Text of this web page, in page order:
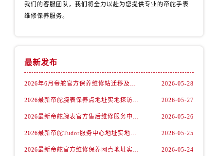
天津市和平区赤峰道136号天津国际金融中心26层2603室帝舵售后服务中心（需提前预约）
我们的客服团队，我们将全力以赴为您提供专业的帝舵手表
维修保养服务。
最新发布
2026年6月帝舵官方保养维修站迁移及新开店说明 2026-05-28
2026最新帝舵腕表保养点地址实地探访报告 2026-05-27
2026最新帝舵腕表官方售后维修服务中心地址调研报告 2026-05-26
2026最新帝舵Tudor服务中心地址实地探访报告 2026-05-25
2026最新帝舵官方维修保养网点地址实地探访报告 2026-05-24